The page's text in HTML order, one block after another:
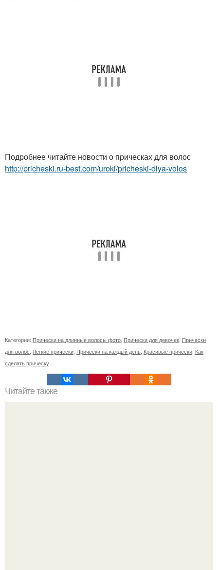
Подробнее читайте новости о прическах для волос
http://pricheski.ru-best.com/uroki/pricheski-dlya-volos
Категории: Прически на длинные волосы фото Прически для девочек Прически
для волос Легкие прически Прически на каждый день Красивые прически Как
сделать прическу
Читайте также